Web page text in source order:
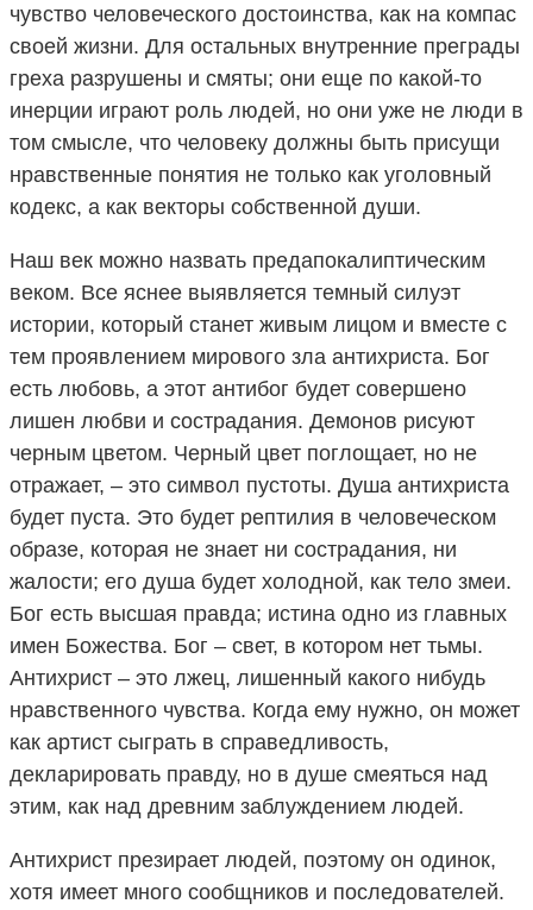
чувство человеческого достоинства, как на компас
своей жизни. Для остальных внутренние преграды
греха разрушены и смяты; они еще по какой-то
инерции играют роль людей, но они уже не люди в
том смысле, что человеку должны быть присущи
нравственные понятия не только как уголовный
кодекс, а как векторы собственной души.
Наш век можно назвать предапокалиптическим
веком. Все яснее выявляется темный силуэт
истории, который станет живым лицом и вместе с
тем проявлением мирового зла антихриста. Бог
есть любовь, а этот антибог будет совершено
лишен любви и сострадания. Демонов рисуют
черным цветом. Черный цвет поглощает, но не
отражает, – это символ пустоты. Душа антихриста
будет пуста. Это будет рептилия в человеческом
образе, которая не знает ни сострадания, ни
жалости; его душа будет холодной, как тело змеи.
Бог есть высшая правда; истина одно из главных
имен Божества. Бог – свет, в котором нет тьмы.
Антихрист – это лжец, лишенный какого нибудь
нравственного чувства. Когда ему нужно, он может
как артист сыграть в справедливость,
декларировать правду, но в душе смеяться над
этим, как над древним заблуждением людей.
Антихрист презирает людей, поэтому он одинок,
хотя имеет много сообщников и последователей.